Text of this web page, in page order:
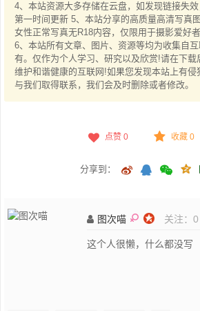
4、本站资源大多存储在云盘，如发现链接失
第一时间更新 5、本站分享的高质量高清写真
女性正常写真无R18内容，仅限用于摄影爱好
6、本站所有文章、图片、资源等均为收集自
有。仅作为个人学习、研究以及欣赏!请在下载
维护和谐健康的互联网!如果您发现本站上有
与我们取得联系，我们会及时删除或者修改。
点赞 0 收藏 0
分享到：
图次喵 关注： 0
这个人很懒，什么都没写